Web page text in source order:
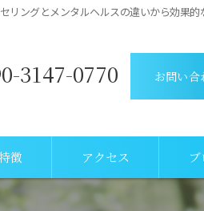
リングとメンタルヘルスの違いから効果
3147-0770 お問い合
徴 アクセス